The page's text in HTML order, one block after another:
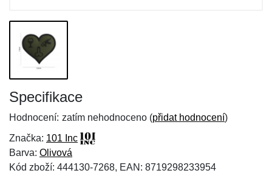
Specifikace
Hodnocení: zatím nehodnoceno (přidat hodnocení)
Značka: 101 Inc
Barva: Olivová
Kód zboží: 444130-7268, EAN: 8719298233954